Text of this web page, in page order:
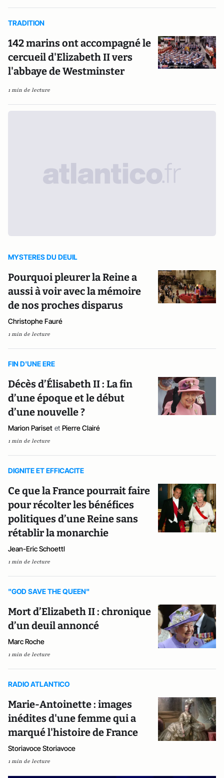
TRADITION
142 marins ont accompagné le
cercueil d'Elizabeth II vers
l'abbaye de Westminster
1 min de lecture
MYSTERES DU DEUIL
Pourquoi pleurer la Reine a
aussi à voir avec la mémoire
de nos proches disparus
Christophe Fauré
1 min de lecture
FIN D'UNE ERE
Décès d’Élisabeth II : La fin
d’une époque et le début
d’une nouvelle ?
Marion Pariset et Pierre Clairé
1 min de lecture
DIGNITE ET EFFICACITE
Ce que la France pourrait faire
pour récolter les bénéfices
politiques d’une Reine sans
rétablir la monarchie
Jean-Eric Schoettl
1 min de lecture
"GOD SAVE THE QUEEN"
Mort d’Elizabeth II : chronique
d’un deuil annoncé
Marc Roche
1 min de lecture
RADIO ATLANTICO
Marie-Antoinette : images
inédites d'une femme qui a
marqué l'histoire de France
Storiavoce Storiavoce
1 min de lecture